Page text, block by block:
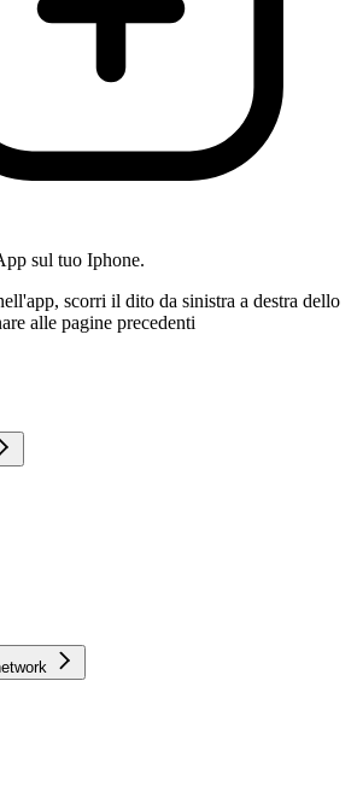
sul tuo Iphone.
scorri il dito da sinistra a destra dello
alle pagine precedenti